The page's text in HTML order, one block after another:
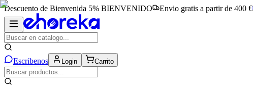
Descuento de Bienvenida 5% BIENVENIDO Envio gratis a partir de 400 €
Escribenos Login Carrito